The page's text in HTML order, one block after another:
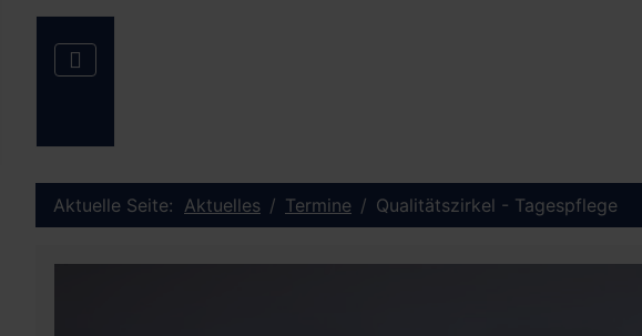
Aktuelle Seite: Aktuelles Termine Qualitätszirkel - Tagespflege